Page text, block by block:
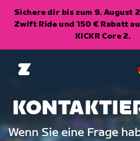
Sichere dir bis zum 9. August
Zwift Ride und 150 € Rabatt
KICKR Core 2.
Wenn Sie eine Frage